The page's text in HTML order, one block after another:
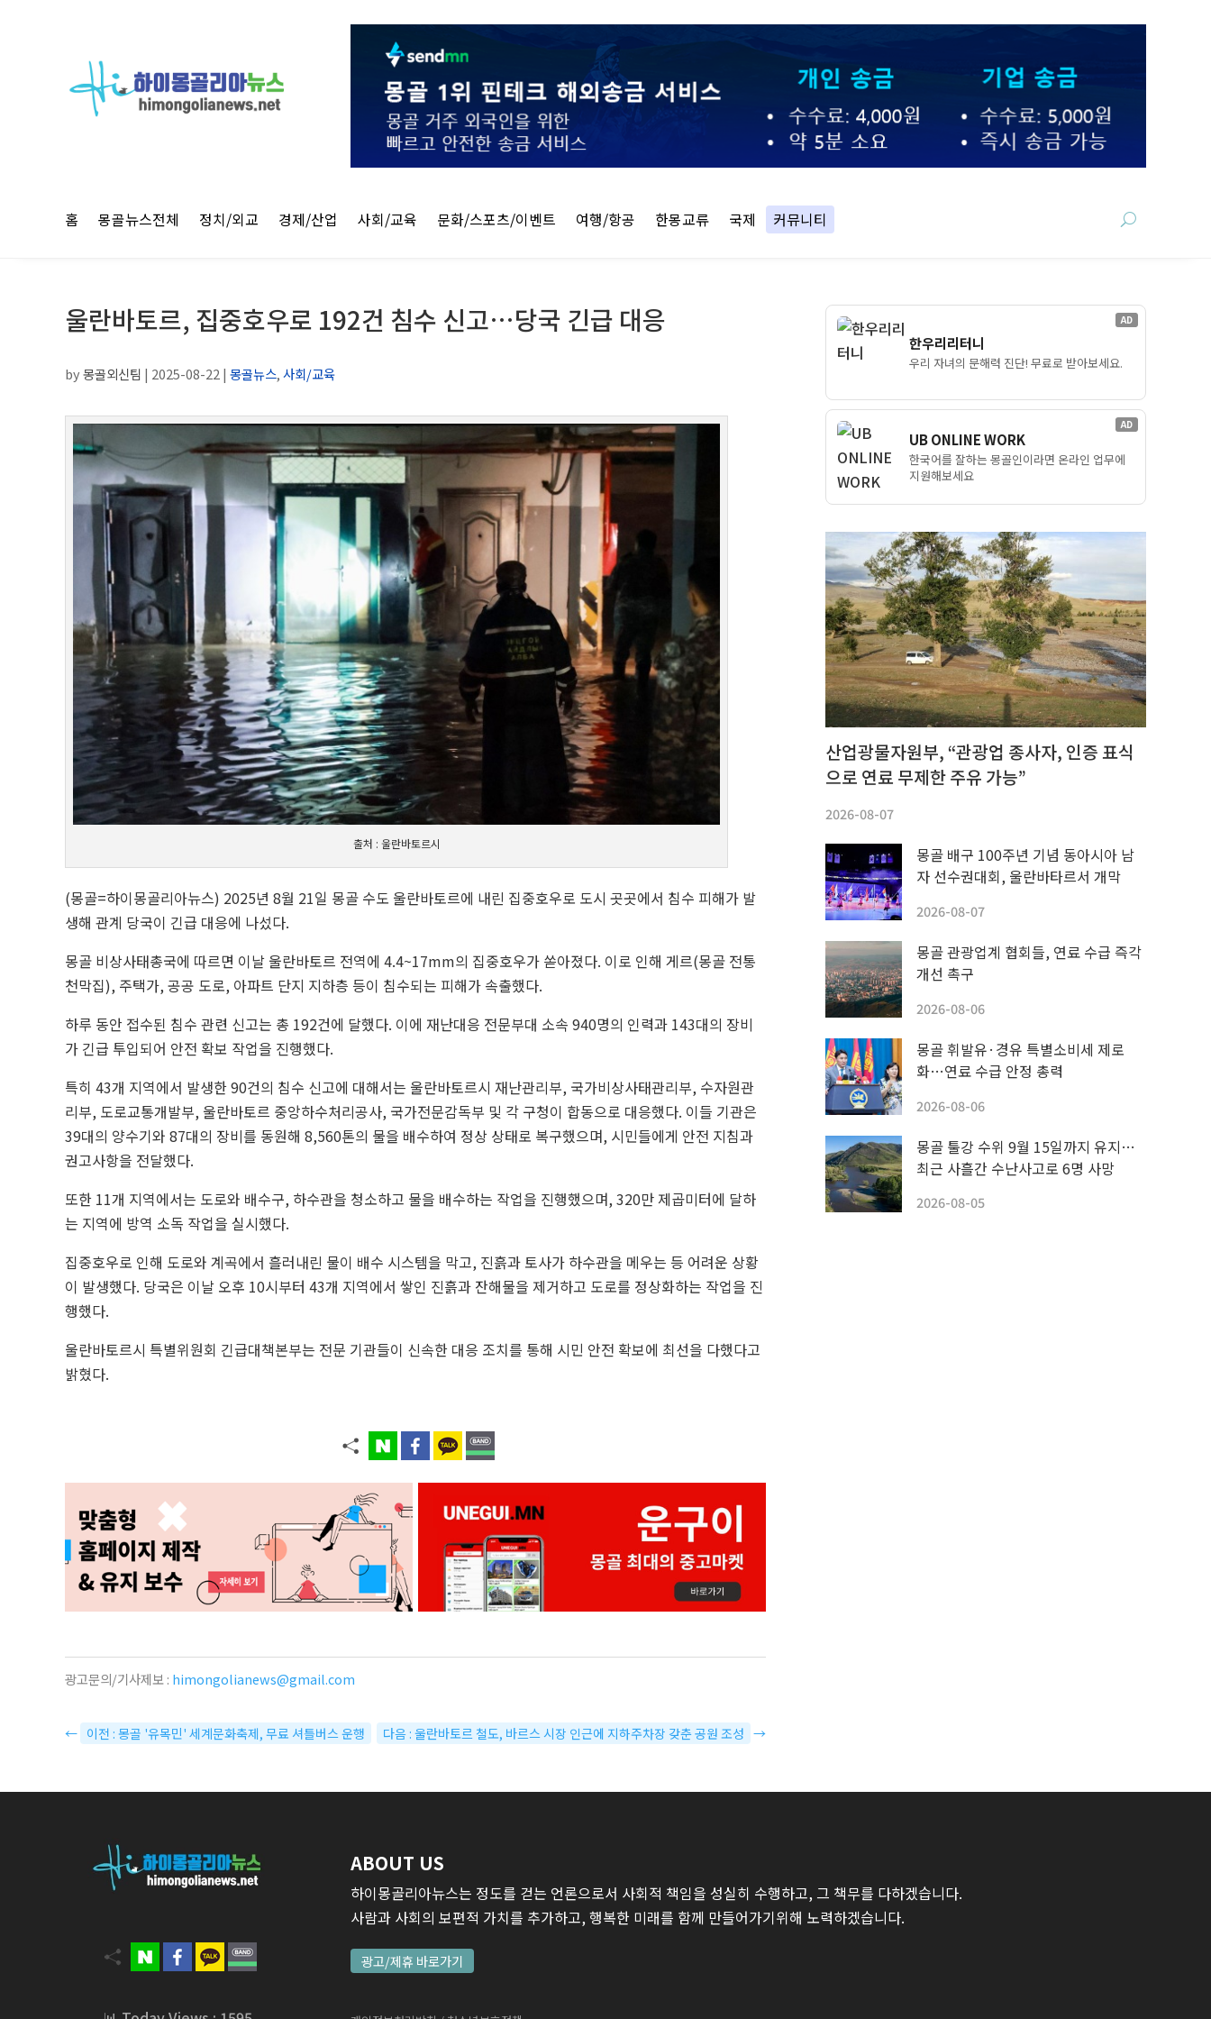
홈 몽골뉴스전체 정치/외교 경제/산업 사회/교육 문화/스포츠/이벤트 여행/항공 한몽교류 국제 커뮤니티
울란바토르, 집중호우로 192건 침수 신고…당국 긴급 대응
by몽골외신팀 | 2025-08-22 | 몽골뉴스,사회/교육
출처 : 울란바토르시
(몽골=하이몽골리아뉴스) 2025년 8월 21일 몽골 수도 울란바토르에 내린 집중호우로 도시 곳곳에서 침수 피해가 발
생해 관계 당국이 긴급 대응에 나섰다.
몽골 비상사태총국에 따르면 이날 울란바토르 전역에 4.4~17mm의 집중호우가 쏟아졌다. 이로 인해 게르(몽골 전통
천막집), 주택가, 공공 도로, 아파트 단지 지하층 등이 침수되는 피해가 속출했다.
하루 동안 접수된 침수 관련 신고는 총 192건에 달했다. 이에 재난대응 전문부대 소속 940명의 인력과 143대의 장비
가 긴급 투입되어 안전 확보 작업을 진행했다.
특히 43개 지역에서 발생한 90건의 침수 신고에 대해서는 울란바토르시 재난관리부, 국가비상사태관리부, 수자원관
리부, 도로교통개발부, 울란바토르 중앙하수처리공사, 국가전문감독부 및 각 구청이 합동으로 대응했다. 이들 기관은
39대의 양수기와 87대의 장비를 동원해 8,560톤의 물을 배수하여 정상 상태로 복구했으며, 시민들에게 안전 지침과
권고사항을 전달했다.
또한 11개 지역에서는 도로와 배수구, 하수관을 청소하고 물을 배수하는 작업을 진행했으며, 320만 제곱미터에 달하
는 지역에 방역 소독 작업을 실시했다.
집중호우로 인해 도로와 계곡에서 흘러내린 물이 배수 시스템을 막고, 진흙과 토사가 하수관을 메우는 등 어려운 상황
이 발생했다. 당국은 이날 오후 10시부터 43개 지역에서 쌓인 진흙과 잔해물을 제거하고 도로를 정상화하는 작업을 진
행했다.
울란바토르시 특별위원회 긴급대책본부는 전문 기관들이 신속한 대응 조치를 통해 시민 안전 확보에 최선을 다했다고
밝혔다.
광고문의/기사제보 : himongolianews@gmail.com
← 이전 : 몽골 '유목민' 세계문화축제, 무료 셔틀버스 운행 다음 : 울란바토르 철도, 바르스 시장 인근에 지하주차장 갖춘 공원 조성 →
AD
한우리리터니
우리 자녀의 문해력 진단! 무료로 받아보세요.
AD
UB ONLINE WORK
한국어를 잘하는 몽골인이라면 온라인 업무에
지원해보세요
산업광물자원부, “관광업 종사자, 인증 표식
으로 연료 무제한 주유 가능”
2026-08-07
몽골 배구 100주년 기념 동아시아 남
자 선수권대회, 울란바타르서 개막
2026-08-07
몽골 관광업계 협회들, 연료 수급 즉각
개선 촉구
2026-08-06
몽골 휘발유·경유 특별소비세 제로
화…연료 수급 안정 총력
2026-08-06
몽골 툴강 수위 9월 15일까지 유지…
최근 사흘간 수난사고로 6명 사망
2026-08-05
ABOUT US
하이몽골리아뉴스는 정도를 걷는 언론으로서 사회적 책임을 성실히 수행하고, 그 책무를 다하겠습니다.
사람과 사회의 보편적 가치를 추가하고, 행복한 미래를 함께 만들어가기위해 노력하겠습니다.
광고/제휴 바로가기